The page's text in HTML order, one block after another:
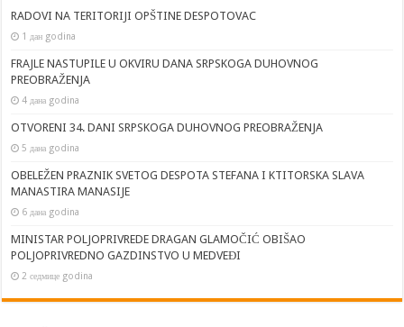
RADOVI NA TERITORIJI OPŠTINE DESPOTOVAC
1 дан godina
FRAJLE NASTUPILE U OKVIRU DANA SRPSKOGA DUHOVNOG
PREOBRAŽENJA
4 дана godina
OTVORENI 34. DANI SRPSKOGA DUHOVNOG PREOBRAŽENJA
5 дана godina
OBELEŽEN PRAZNIK SVETOG DESPOTA STEFANA I KTITORSKA SLAVA
MANASTIRA MANASIJE
6 дана godina
MINISTAR POLJOPRIVREDE DRAGAN GLAMOČIĆ OBIŠAO
POLJOPRIVREDNO GAZDINSTVO U MEDVEĐI
2 седмице godina